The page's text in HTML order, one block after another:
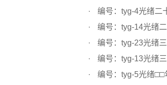
编号：tyg-4光绪二十七
编号：tyg-14光绪二十九
编号：tyg-23光绪三十
编号：tyg-13光绪三十
编号：tyg-5光绪□□